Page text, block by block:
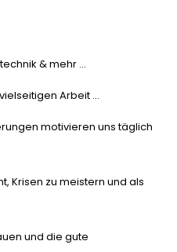
& mehr …
Arbeit …
motivieren uns täglich
Krisen zu meistern und als
und die gute